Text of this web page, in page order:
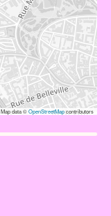
Map data ©OpenStreetMapcontributors